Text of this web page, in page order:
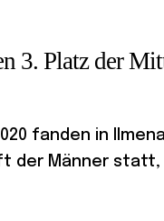
3. Platz der
fanden in
der Männer statt,